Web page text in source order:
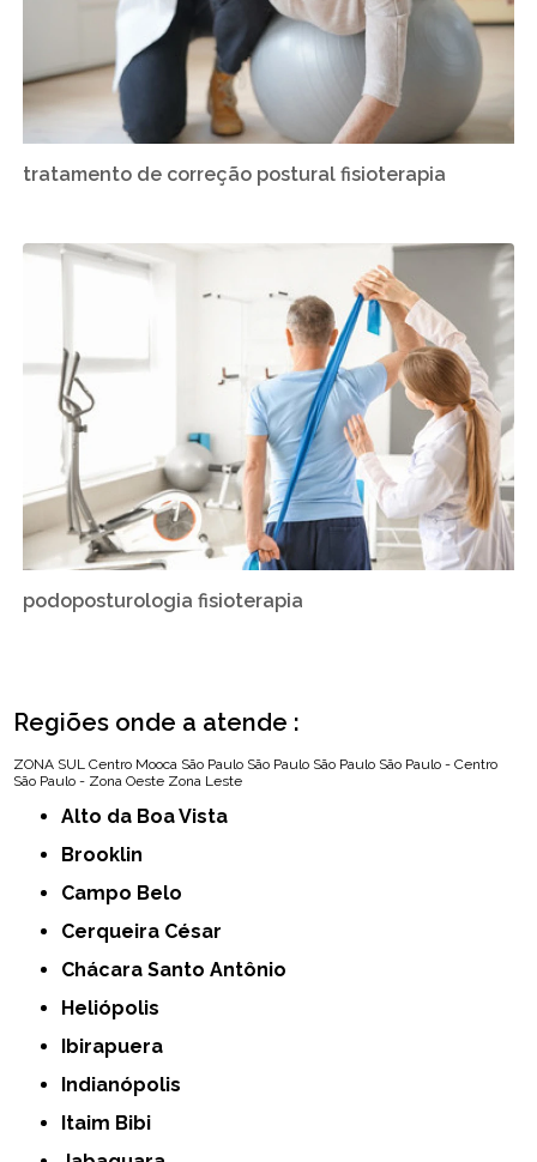
tratamento de correção postural fisioterapia
podoposturologia fisioterapia
Regiões onde a atende :
ZONA SUL Centro Mooca São Paulo São Paulo São Paulo São Paulo - Centro
São Paulo - Zona Oeste Zona Leste
Alto da Boa Vista
Brooklin
Campo Belo
Cerqueira César
Chácara Santo Antônio
Heliópolis
Ibirapuera
Indianópolis
Itaim Bibi